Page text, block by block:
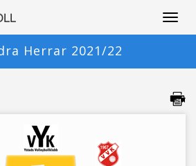
Herrar 2021/22